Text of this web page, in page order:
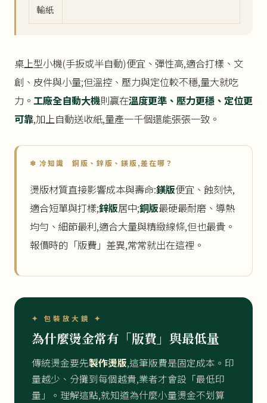
輸紙
桌上型小機(手扳或半自動)便宜、彈性高,適合打樣、文
創、皮件與小量;但溫控、壓力與定位較不穩,量大就吃
力。 工廠全自動大機則贏在溫度更準、壓力更穩、定位更
可靠,加上自動送收紙,量產一千個還能張張一致。
❄ 冷知識 銅版、鋅版、鎂版,差在哪？
燙版材質直接影響成本與壽命:鎂版便宜、蝕刻快,
適合短單與打樣;鋅版居中;銅版最硬最耐磨、導熱
均勻、細節最利,適合大量與精緻線條,但也最貴。
報價時的「版費」差異,常常就出在這裡。
✦ 包裝放大鏡 ✦
為什麼燙金常有「版費」與最低量
傳統燙金要先製作燙版,這筆版費是固定成本。印
量越少、分攤到每個越貴,業者才會設「最低印
量」。理解這點,就知道為什麼小量燙金不划算